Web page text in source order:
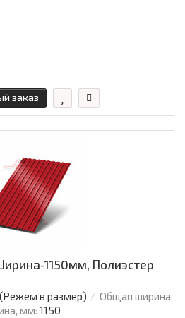
заказ
1150мм, Полиэстер
в размер)
Общая ширина,
мм: 1150